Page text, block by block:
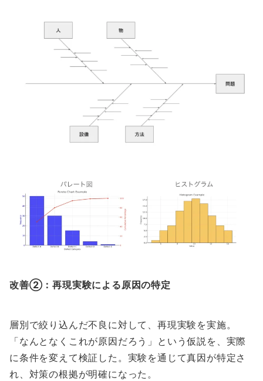
改善②：再現実験による原因の特定
層別で絞り込んだ不良に対して、再現実験を実施。
「なんとなくこれが原因だろう」という仮説を、実際
に条件を変えて検証した。実験を通じて真因が特定さ
れ、対策の根拠が明確になった。